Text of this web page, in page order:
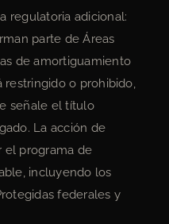
regulatoria adicional:
parte de Áreas
de amortiguamiento
restringido o prohibido,
señale el título
La acción de
el programa de
incluyendo los
federales y